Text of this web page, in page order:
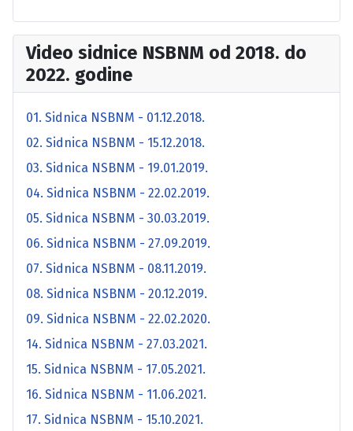
Video sidnice NSBNM od 2018. do
2022. godine
01. Sidnica NSBNM - 01.12.2018.
02. Sidnica NSBNM - 15.12.2018.
03. Sidnica NSBNM - 19.01.2019.
04. Sidnica NSBNM - 22.02.2019.
05. Sidnica NSBNM - 30.03.2019.
06. Sidnica NSBNM - 27.09.2019.
07. Sidnica NSBNM - 08.11.2019.
08. Sidnica NSBNM - 20.12.2019.
09. Sidnica NSBNM - 22.02.2020.
14. Sidnica NSBNM - 27.03.2021.
15. Sidnica NSBNM - 17.05.2021.
16. Sidnica NSBNM - 11.06.2021.
17. Sidnica NSBNM - 15.10.2021.